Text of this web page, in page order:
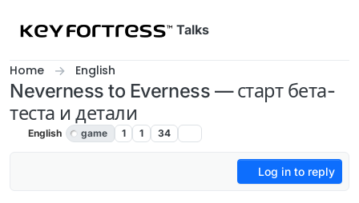
Talks
Home English
Neverness to Everness — старт бета-
теста и детали
English game 1 1 34
Log in to reply